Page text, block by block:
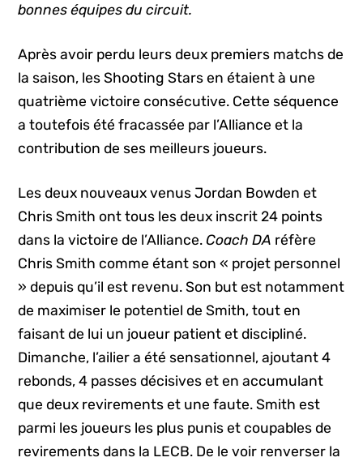
bonnes équipes du circuit.
Après avoir perdu leurs deux premiers matchs de
la saison, les Shooting Stars en étaient à une
quatrième victoire consécutive. Cette séquence
a toutefois été fracassée par l’Alliance et la
contribution de ses meilleurs joueurs.
Les deux nouveaux venus Jordan Bowden et
Chris Smith ont tous les deux inscrit 24 points
dans la victoire de l’Alliance.Coach DA réfère
Chris Smith comme étant son « projet personnel
» depuis qu’il est revenu. Son but est notamment
de maximiser le potentiel de Smith, tout en
faisant de lui un joueur patient et discipliné.
Dimanche, l’ailier a été sensationnel, ajoutant 4
rebonds, 4 passes décisives et en accumulant
que deux revirements et une faute. Smith est
parmi les joueurs les plus punis et coupables de
revirements dans la LECB. De le voir renverser la